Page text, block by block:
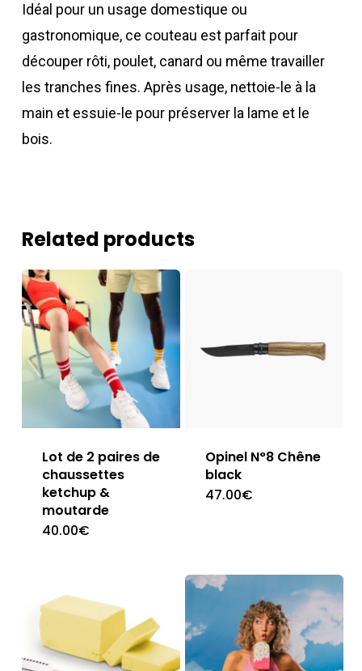
Idéal pour un usage domestique ou
gastronomique, ce couteau est parfait pour
découper rôti, poulet, canard ou même travailler
les tranches fines. Après usage, nettoie-le à la
main et essuie-le pour préserver la lame et le
bois.
Related products
Lot de 2 paires de
chaussettes
ketchup &
moutarde
40.00€
Opinel N°8 Chêne
black
47.00€